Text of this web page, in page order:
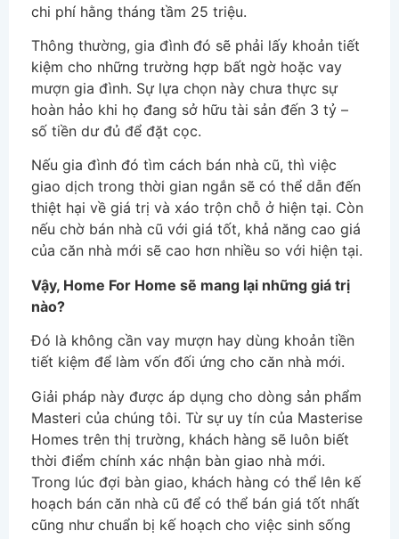
chi phí hằng tháng tầm 25 triệu.
Thông thường, gia đình đó sẽ phải lấy khoản tiết
kiệm cho những trường hợp bất ngờ hoặc vay
mượn gia đình. Sự lựa chọn này chưa thực sự
hoàn hảo khi họ đang sở hữu tài sản đến 3 tỷ –
số tiền dư đủ để đặt cọc.
Nếu gia đình đó tìm cách bán nhà cũ, thì việc
giao dịch trong thời gian ngắn sẽ có thể dẫn đến
thiệt hại về giá trị và xáo trộn chỗ ở hiện tại. Còn
nếu chờ bán nhà cũ với giá tốt, khả năng cao giá
của căn nhà mới sẽ cao hơn nhiều so với hiện tại.
Vậy, Home For Home sẽ mang lại những giá trị
nào?
Đó là không cần vay mượn hay dùng khoản tiền
tiết kiệm để làm vốn đối ứng cho căn nhà mới.
Giải pháp này được áp dụng cho dòng sản phẩm
Masteri của chúng tôi. Từ sự uy tín của Masterise
Homes trên thị trường, khách hàng sẽ luôn biết
thời điểm chính xác nhận bàn giao nhà mới.
Trong lúc đợi bàn giao, khách hàng có thể lên kế
hoạch bán căn nhà cũ để có thể bán giá tốt nhất
cũng như chuẩn bị kế hoạch cho việc sinh sống